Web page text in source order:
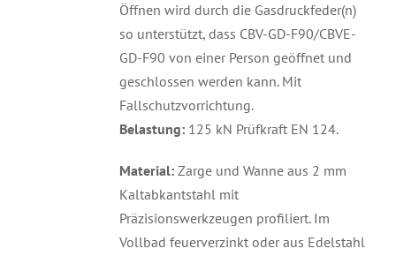
Öffnen wird durch die Gasdruckfeder(n)
so unterstützt, dass CBV-GD-F90/CBVE-
GD-F90 von einer Person geöffnet und
geschlossen werden kann. Mit
Fallschutzvorrichtung.
Belastung: 125 kN Prüfkraft EN 124.
Material:Zarge und Wanne aus 2 mm
Kaltabkantstahl mit
Präzisionswerkzeugen profiliert. Im
Vollbad feuerverzinkt oder aus Edelstahl